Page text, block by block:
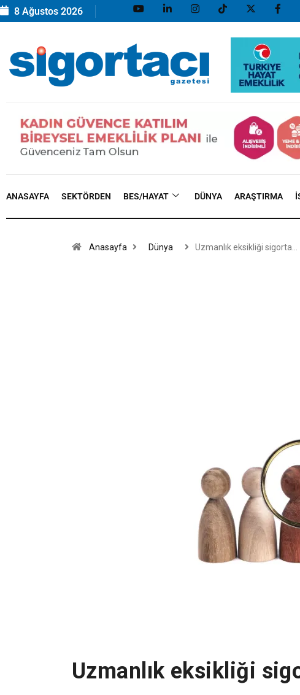
8 Ağustos 2026
ANASAYFA SEKTÖRDEN BES/HAYAT DÜNYA ARAŞTIRMA
Anasayfa Dünya Uzmanlık eksikliği sigorta…
Uzmanlık eksikliği